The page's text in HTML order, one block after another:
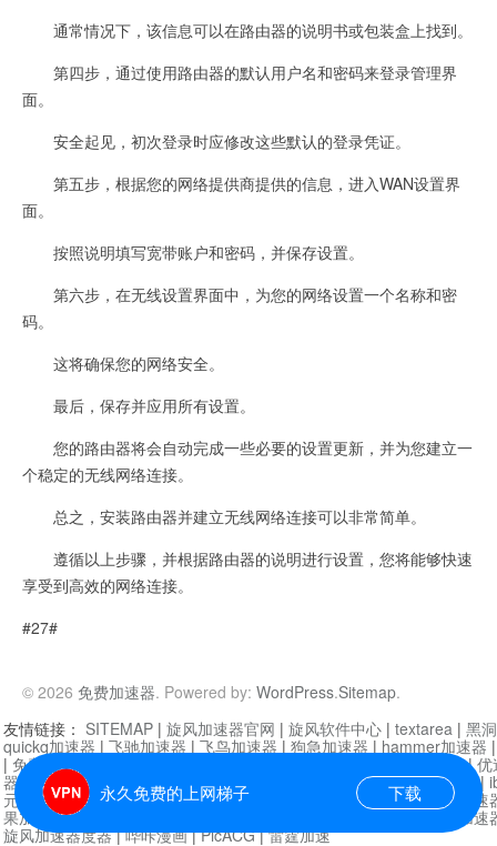
通常情况下，该信息可以在路由器的说明书或包装盒上找到。
第四步，通过使用路由器的默认用户名和密码来登录管理界
面。
安全起见，初次登录时应修改这些默认的登录凭证。
第五步，根据您的网络提供商提供的信息，进入WAN设置界
面。
按照说明填写宽带账户和密码，并保存设置。
第六步，在无线设置界面中，为您的网络设置一个名称和密
码。
这将确保您的网络安全。
最后，保存并应用所有设置。
您的路由器将会自动完成一些必要的设置更新，并为您建立一
个稳定的无线网络连接。
总之，安装路由器并建立无线网络连接可以非常简单。
遵循以上步骤，并根据路由器的说明进行设置，您将能够快速
享受到高效的网络连接。
#27#
© 2026 免费加速器. Powered by: WordPress.Sitemap.
永久免费的上网梯子 下载
友情链接： SITEMAP | 旋风加速器官网 | 旋风软件中心 | textarea | 黑
quickq加速器 | 飞驰加速器 | 飞鸟加速器 | 狗急加速器 | hammer加速器
| 免费vqn加速外网 迷雾通|优
器| 快柠檬加速器 |黑洞加速 |falemon 快橙加速器|anycast加速器 |
元机场加速器 |一元机场|老王加速器 | 白石山|
小牛加速
果加速器|黑洞加速
芒果加速
旋风加速器度器|哔咔漫画|PicACG|雷霆加速